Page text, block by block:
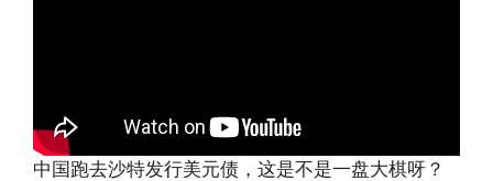
中国跑去沙特发行美元债，这是不是一盘大棋呀？